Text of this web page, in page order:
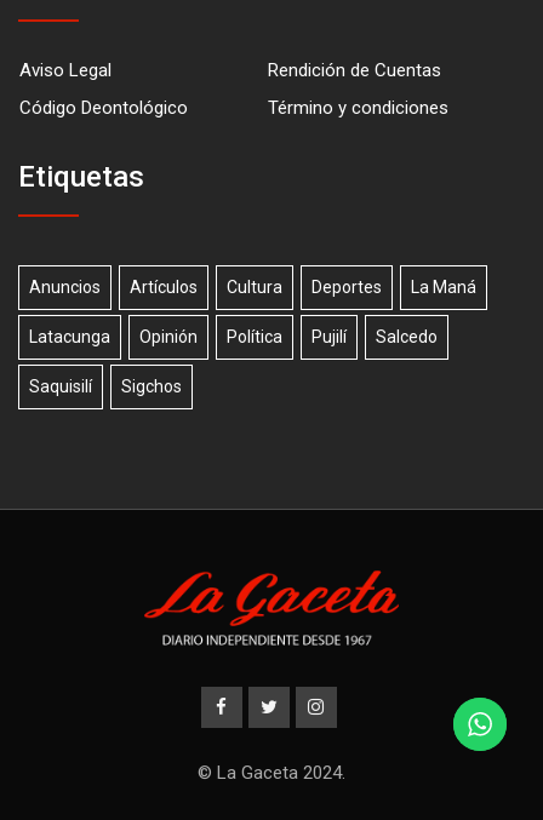
Aviso Legal
Rendición de Cuentas
Código Deontológico
Término y condiciones
Etiquetas
Anuncios Artículos Cultura Deportes La Maná
Latacunga Opinión Política Pujilí Salcedo
Saquisilí Sigchos
© La Gaceta 2024.